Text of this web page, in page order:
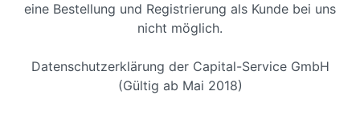
eine Bestellung und Registrierung als Kunde bei uns
nicht möglich.
Datenschutzerklärung der Capital-Service GmbH
(Gültig ab Mai 2018)